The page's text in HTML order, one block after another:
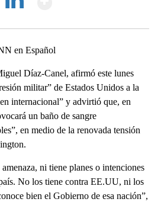
en Español
Díaz-Canel, afirmó este lunes
militar” de Estados Unidos a la
internacional” y advirtió que, en
un baño de sangre
en medio de la renovada tensión
ni tiene planes o intenciones
No los tiene contra EE.UU, ni los
bien el Gobierno de esa nación”,